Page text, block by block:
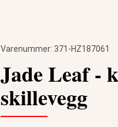
Varenummer: 371-HZ187061
Jade Leaf -
skillevegg